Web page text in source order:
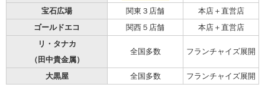
宝石広場 関東３店舗
本店＋直営店
ゴールドエコ
関西５店舗
本店＋直営店
リ・タナカ
（田中貴金属）
全国多数 フランチャイズ展開
大黒屋 全国多数 フランチャイズ展開